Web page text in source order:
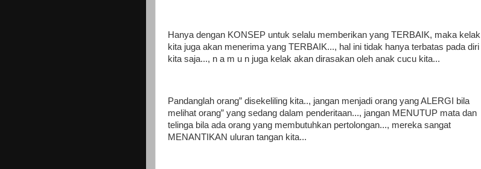
Hanya dengan KONSEP untuk selalu memberikan yang TERBAIK, maka kelak
kita juga akan menerima yang TERBAIK..., hal ini tidak hanya terbatas pada diri
kita saja..., n a m u n juga kelak akan dirasakan oleh anak cucu kita...
Pandanglah orang” disekeliling kita.., jangan menjadi orang yang ALERGI bila
melihat orang” yang sedang dalam penderitaan..., jangan MENUTUP mata dan
telinga bila ada orang yang membutuhkan pertolongan..., mereka sangat
MENANTIKAN uluran tangan kita...